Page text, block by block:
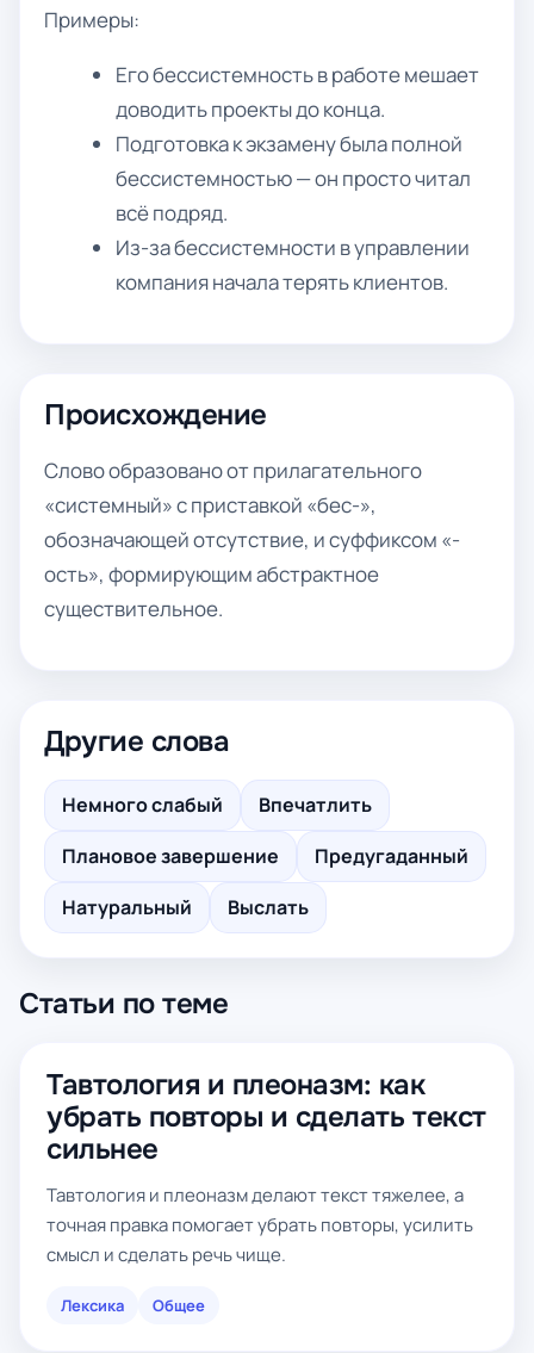
Примеры:
Его бессистемность в работе мешает
доводить проекты до конца.
Подготовка к экзамену была полной
бессистемностью — он просто читал
всё подряд.
Из-за бессистемности в управлении
компания начала терять клиентов.
Происхождение
Слово образовано от прилагательного
«системный» с приставкой «бес-»,
обозначающей отсутствие, и суффиксом «-
ость», формирующим абстрактное
существительное.
Другие слова
Немного слабый
Впечатлить
Плановое завершение
Предугаданный
Натуральный
Выслать
Статьи по теме
Тавтология и плеоназм: как
убрать повторы и сделать текст
сильнее
Тавтология и плеоназм делают текст тяжелее, а
точная правка помогает убрать повторы, усилить
смысл и сделать речь чище.
Лексика Общее